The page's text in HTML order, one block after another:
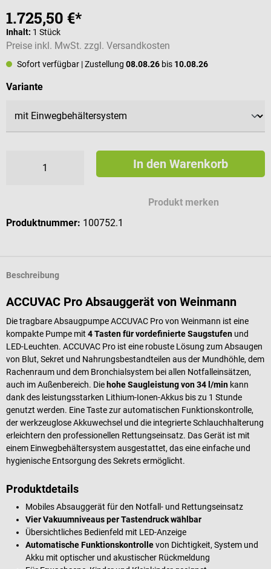
1.725,50 €*
Inhalt: 1 Stück
Preise inkl. MwSt. zzgl. Versandkosten
Sofort verfügbar | Zustellung 08.08.26 bis 10.08.26
Varianteauswählen
In den Warenkorb
Produkt merken
Produktnummer: 100752.1
Beschreibung
ACCUVAC Pro Absauggerät von Weinmann
Die tragbare Absaugpumpe ACCUVAC Pro von Weinmann ist eine
kompakte Pumpe mit 4 Tasten für vordefinierte Saugstufen und
LED-Leuchten. ACCUVAC Pro ist eine robuste Lösung zum Absaugen
von Blut, Sekret und Nahrungsbestandteilen aus der Mundhöhle, dem
Rachenraum und dem Bronchialsystem bei allen Notfalleinsätzen,
auch im Außenbereich. Die hohe Saugleistung von 34 l/min kann
dank des leistungsstarken Lithium-Ionen-Akkus bis zu 1 Stunde
genutzt werden. Eine Taste zur automatischen Funktionskontrolle,
der werkzeuglose Akkuwechsel und die integrierte Schlauchhalterung
erleichtern den professionellen Rettungseinsatz. Das Gerät ist mit
einem Einwegbehältersystem ausgestattet, das eine einfache und
hygienische Entsorgung des Sekrets ermöglicht.
Produktdetails
Mobiles Absauggerät für den Notfall- und Rettungseinsatz
Vier Vakuumniveaus per Tastendruck wählbar
Übersichtliches Bedienfeld mit LED-Anzeige
Automatische Funktionskontrollevon Dichtigkeit, System und
Akku mit optischer und akustischer Rückmeldung